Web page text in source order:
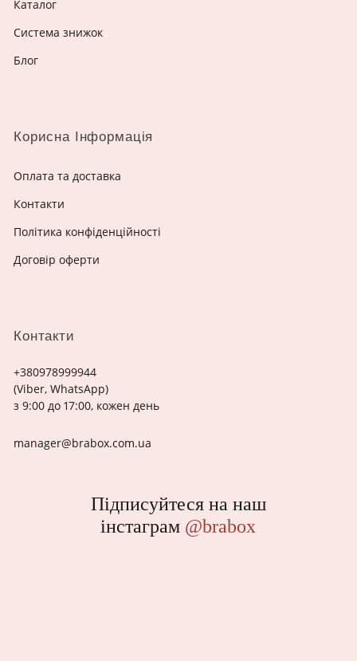
Контакти
+380978999944
(Viber, WhatsApp)
з 9:00 до 17:00, кожен день
manager@brabox.com.ua
Каталог
Система знижок
Блог
Корисна Інформація
Оплата та доставка
Контакти
Політика конфіденційності
Договір оферти
Підписуйтеся на наш
інстаграм @brabox